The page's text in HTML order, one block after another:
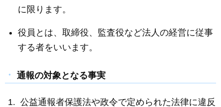
に限ります。
役員とは、取締役、監査役など法人の経営に従事
する者をいいます。
通報の対象となる事実
公益通報者保護法や政令で定められた法律に違反